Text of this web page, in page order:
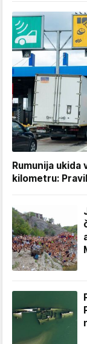
Rumunija
kilometru: